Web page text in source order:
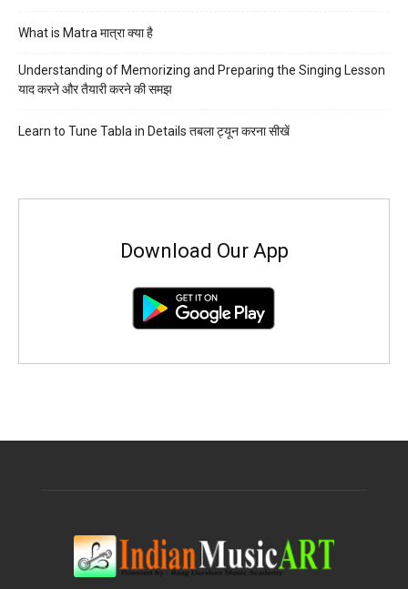
What is Matra मात्रा क्या है
Understanding of Memorizing and Preparing the Singing Lesson
याद करने और तैयारी करने की समझ
Learn to Tune Tabla in Details तबला ट्यून करना सीखें
Download Our App